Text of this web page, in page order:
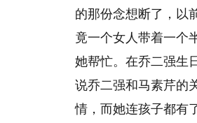
的那份念想断了，以
竟一个女人带着一个
她帮忙。在乔二强生
说乔二强和马素芹的
情，而她连孩子都有